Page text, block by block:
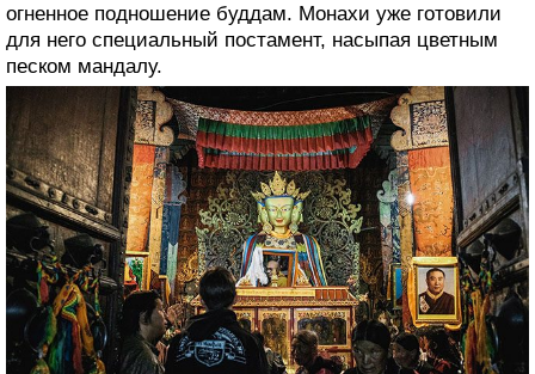
огненное подношение буддам. Монахи уже готовили
для него специальный постамент, насыпая цветным
песком мандалу.